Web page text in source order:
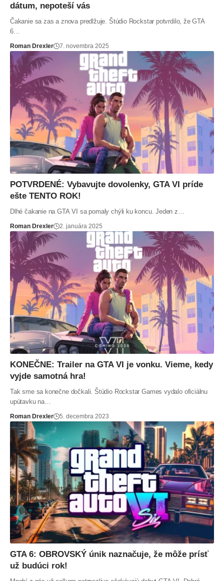
dátum, nepoteší vás
Čakanie sa zas a znova predlžuje. Štúdio Rockstar potvrdilo, že GTA
6…
Roman Drexler 7. novembra 2025
POTVRDENÉ: Vybavujte dovolenky, GTA VI príde
ešte TENTO ROK!
Dlhé čakanie na GTA VI sa pomaly chýli ku koncu. Jeden z…
Roman Drexler 2. januára 2025
KONEČNE: Trailer na GTA VI je vonku. Vieme, kedy
vyjde samotná hra!
Tak sme sa konečne dočkali. Štúdio Rockstar Games vydalo oficiálnu
upútavku na…
Roman Drexler 5. decembra 2023
GTA 6: OBROVSKÝ únik naznačuje, že môže prísť
už budúci rok!